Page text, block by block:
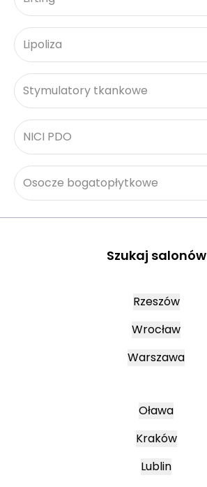
Lipoliza
Stymulatory tkankowe
NICI PDO
Osocze bogatopłytkowe
Szukaj salonów
Rzeszów
Wrocław
Warszawa
Oława
Kraków
Lublin